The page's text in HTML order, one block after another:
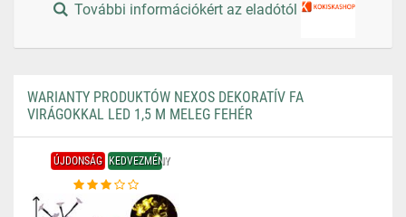
További információkért az eladótól
WARIANTY PRODUKTÓW NEXOS DEKORATÍV FA
VIRÁGOKKAL LED 1,5 M MELEG FEHÉR
ÚJDONSÁG KEDVEZMÉNY